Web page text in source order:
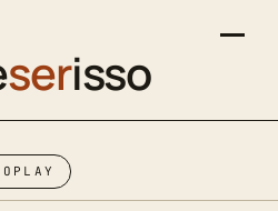
serisso